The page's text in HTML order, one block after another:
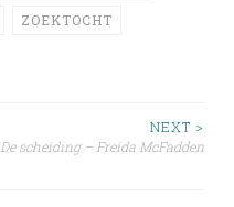
ZOEKTOCHT
NEXT >
De scheiding – Freida McFadden